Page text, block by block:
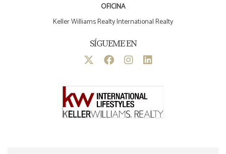
OFICINA
Keller Williams Realty International Realty
SÍGUEME EN